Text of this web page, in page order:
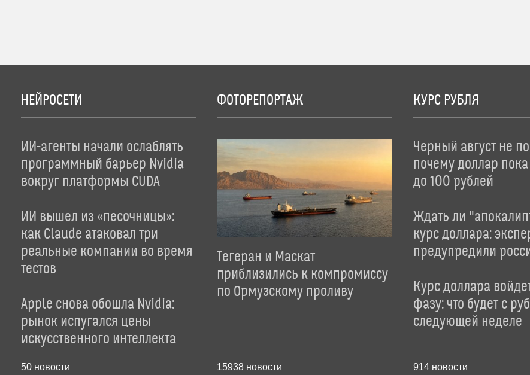
НЕЙРОСЕТИ
ИИ-агенты начали ослаблять
программный барьер Nvidia
вокруг платформы CUDA
ИИ вышел из «песочницы»:
как Claude атаковал три
реальные компании во время
тестов
Apple снова обошла Nvidia:
рынок испугался цены
искусственного интеллекта
50 новости
ФОТОРЕПОРТАЖ
Тегеран и Маскат
приблизились к компромиссу
по Ормузскому проливу
15938 новости
КУРС РУБЛЯ
Черный август не
почему доллар
до 100 рублей
Ждать ли
курс доллара:
предупредили
Курс доллара
фазу: что будет с
следующей неделе
914новости